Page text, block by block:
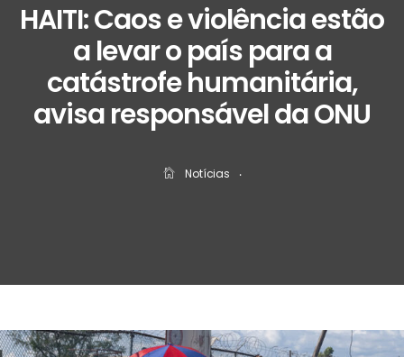
HAITI: Caos e violência estão
a levar o país para a
catástrofe humanitária,
avisa responsável da ONU
Notícias ‧